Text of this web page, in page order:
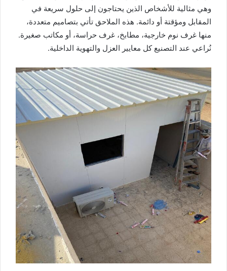
وهي مثالية للأشخاص الذين يحتاجون إلى حلول سريعة في
المقابل ومؤقتة أو دائمة. هذه الملاحق تأتي بتصاميم متعددة،
منها غرف نوم خارجية، مطابخ، غرف حراسة، أو مكاتب صغيرة.
نُراعي عند التصنيع كل معايير العزل والتهوية الداخلية.